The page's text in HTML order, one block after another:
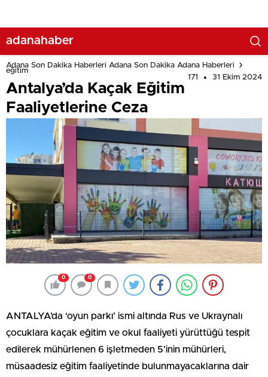
adanahaber
Adana Son Dakika Haberleri Adana Son Dakika Adana Haberleri
eğitim
171
31 Ekim 2024
Antalya’da Kaçak Eğitim
Faaliyetlerine Ceza
0 0
ANTALYA’da ‘oyun parkı’ ismi altında Rus ve Ukraynalı
çocuklara kaçak eğitim ve okul faaliyeti yürüttüğü tespit
edilerek mühürlenen 6 işletmeden 5’inin mühürleri,
müsaadesiz eğitim faaliyetinde bulunmayacaklarına dair